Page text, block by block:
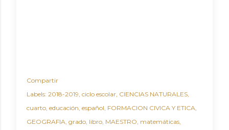
Compartir
Labels: 2018-2019 ciclo escolar CIENCIAS NATURALES
cuarto educación español FORMACION CIVICA Y ETICA
GEOGRAFIA grado libro MAESTRO matemáticas